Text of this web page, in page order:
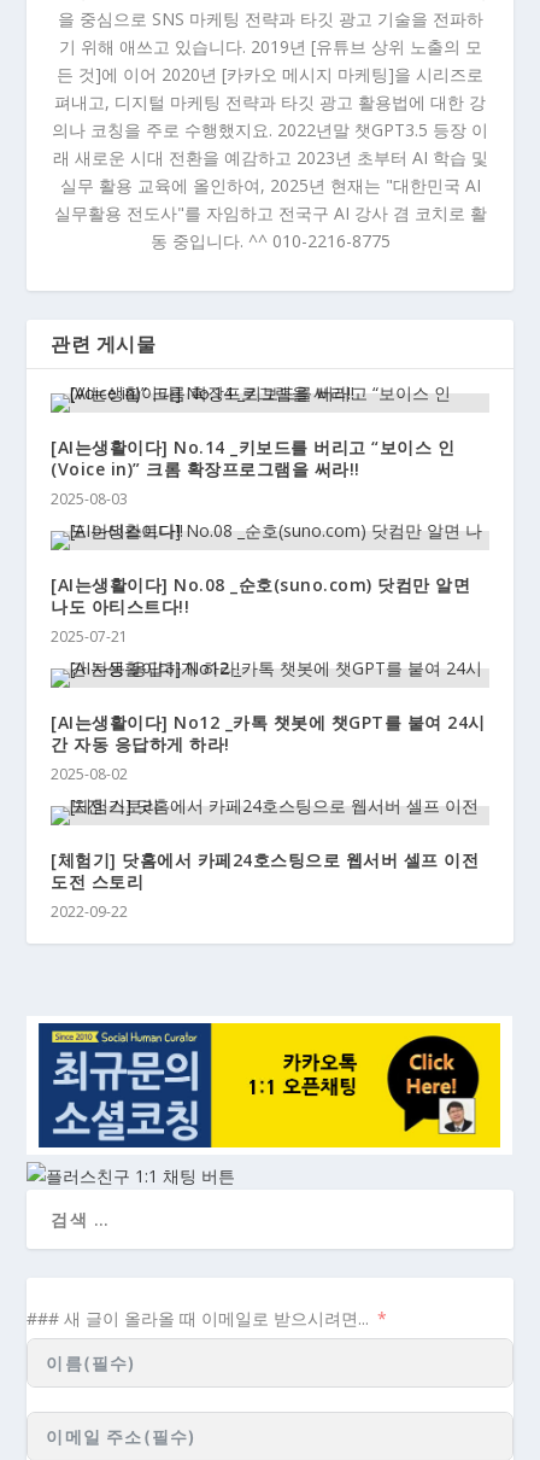
을 중심으로 SNS 마케팅 전략과 타깃 광고 기술을 전파하
기 위해 애쓰고 있습니다. 2019년 [유튜브 상위 노출의 모
든 것]에 이어 2020년 [카카오 메시지 마케팅]을 시리즈로
펴내고, 디지털 마케팅 전략과 타깃 광고 활용법에 대한 강
의나 코칭을 주로 수행했지요. 2022년말 챗GPT3.5 등장 이
래 새로운 시대 전환을 예감하고 2023년 초부터 AI 학습 및
실무 활용 교육에 올인하여, 2025년 현재는 "대한민국 AI
실무활용 전도사"를 자임하고 전국구 AI 강사 겸 코치로 활
동 중입니다. ^^ 010-2216-8775
관련 게시물
[AI는생활이다] No.14 _키보드를 버리고 “보이스 인
(Voice in)” 크롬 확장프로그램을 써라!!
2025-08-03
[AI는생활이다] No.08 _순호(suno.com) 닷컴만 알면
나도 아티스트다!!
2025-07-21
[AI는생활이다] No12 _카톡 챗봇에 챗GPT를 붙여 24시
간 자동 응답하게 하라!
2025-08-02
[체험기] 닷홈에서 카페24호스팅으로 웹서버 셀프 이전
도전 스토리
2022-09-22
### 새 글이 올라올 때 이메일로 받으시려면...